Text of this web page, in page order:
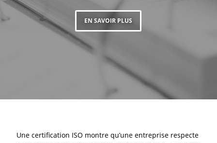
EN SAVOIR PLUS
Une certification ISO montre qu’une entreprise respecte